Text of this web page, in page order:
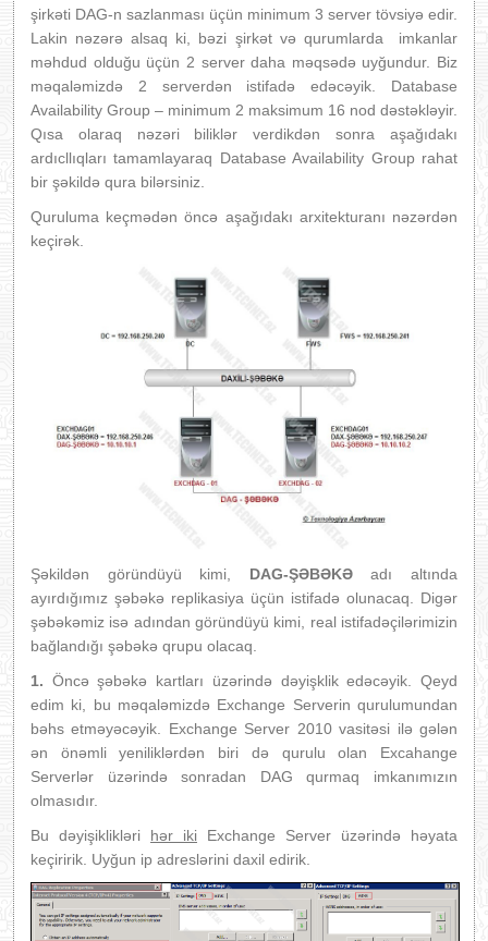
şirkəti DAG-n sazlanması üçün minimum 3 server tövsiyə edir.
Lakin nəzərə alsaq ki, bəzi şirkət və qurumlarda imkanlar
məhdud olduğu üçün 2 server daha məqsədə uyğundur. Biz
məqaləmizdə 2 serverdən istifadə edəcəyik. Database
Availability Group – minimum 2 maksimum 16 nod dəstəkləyir.
Qısa olaraq nəzəri biliklər verdikdən sonra aşağıdakı
ardıcllıqları tamamlayaraq Database Availability Group rahat
bir şəkildə qura bilərsiniz.
Quruluma keçmədən öncə aşağıdakı arxitekturanı nəzərdən
keçirək.
Şəkildən göründüyü kimi, DAG-ŞƏBƏKƏadı altında
ayırdığımız şəbəkə replikasiya üçün istifadə olunacaq. Digər
şəbəkəmiz isə adından göründüyü kimi, real istifadəçilərimizin
bağlandığı şəbəkə qrupu olacaq.
1. Öncə şəbəkə kartları üzərində dəyişklik edəcəyik. Qeyd
edim ki, bu məqaləmizdə Exchange Serverin qurulumundan
bəhs etməyəcəyik. Exchange Server 2010 vasitəsi ilə gələn
ən önəmli yeniliklərdən biri də qurulu olan Excahange
Serverlər üzərində sonradan DAG qurmaq imkanımızın
olmasıdır.
Bu dəyişiklikləri hər iki Exchange Server üzərində həyata
keçiririk. Uyğun ip adreslərini daxil edirik.